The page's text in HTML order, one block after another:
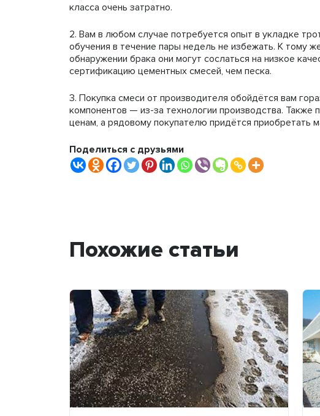
класса очень затратно.
2. Вам в любом случае потребуется опыт в укладке
обучения в течение пары недель не избежать. К тому
обнаружении брака они могут сослаться на низкое
сертификацию цементных смесей, чем песка.
3. Покупка смеси от производителя обойдётся вам
компонентов — из-за технологии производства. Также
ценам, а рядовому покупателю придётся приобретать
Поделиться с друзьями
Похожие статьи